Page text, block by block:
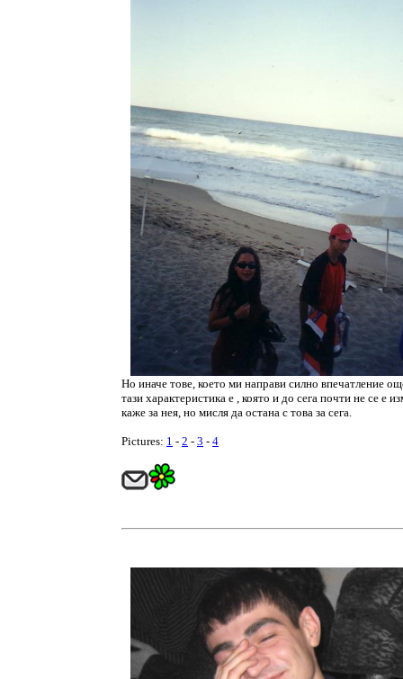
Но иначе тове, което ми направи силно впечатление
тази характеристика е , която и до сега почти не се
каже за нея, но мисля да остана с това за сега.
Pictures: 1 - 2 - 3 - 4